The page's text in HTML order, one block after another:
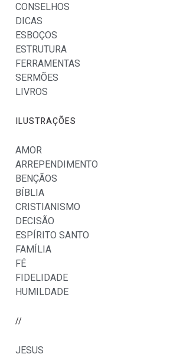
CONSELHOS
DICAS
ESBOÇOS
ESTRUTURA
FERRAMENTAS
SERMÕES
LIVROS
ILUSTRAÇÕES
AMOR
ARREPENDIMENTO
BENÇÃOS
BÍBLIA
CRISTIANISMO
DECISÃO
ESPÍRITO SANTO
FAMÍLIA
FÉ
FIDELIDADE
HUMILDADE
//
JESUS